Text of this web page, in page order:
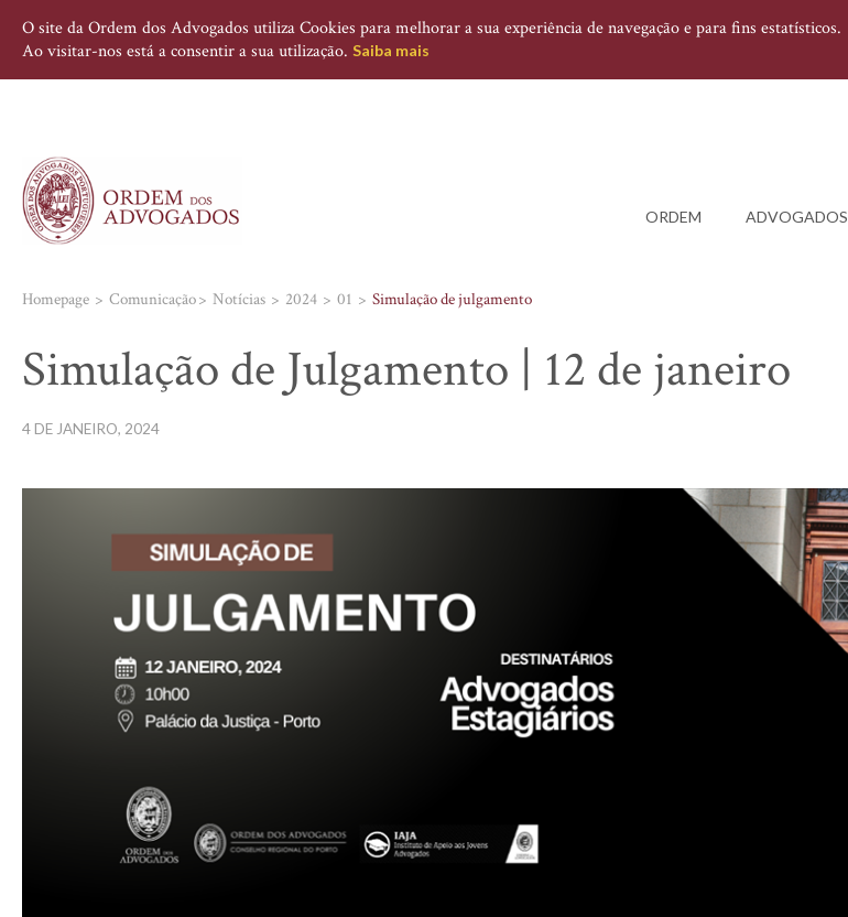
O site da Ordem dos Advogados utiliza Cookies para melhorar a sua experiência de navegação e para fins estatísticos.
Ao visitar-nos está a consentir a sua utilização. Saiba mais
ORDEM ADVOGADOS
Homepage Comunicação Notícias 2024 01 Simulação de julgamento
Simulação de Julgamento | 12 de janeiro
4 DE JANEIRO, 2024